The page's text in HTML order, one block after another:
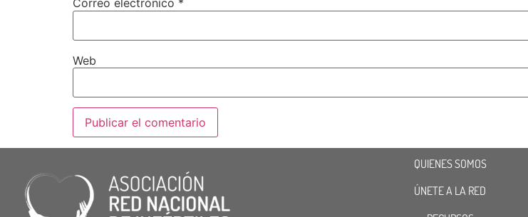
Correo electrónico *
Web
QUIENES SOMOS
ÚNETE A LA RED